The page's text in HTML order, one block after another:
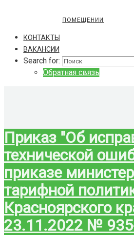
ПОМЕЩЕНИИ
КОНТАКТЫ
ВАКАНСИИ
Search for:
Обратная связь
Приказ "Об
технической
приказе
тарифной
Красноярского
23.11.2022 №